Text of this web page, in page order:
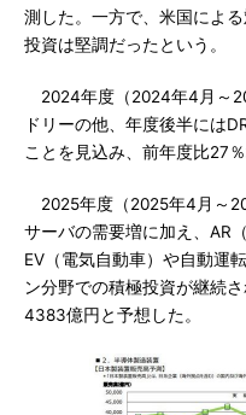
測した。一方で、米国によ
投資は堅調だったという。
2024年度（2024年4月～
ドリーの他、年度後半には
ことを見込み、前年度比27
2025年度（2025年4月～
サーバの需要増に加え、AR
EV（電気自動車）や自動運
ン分野での積極投資が継続
4383億円と予想した。